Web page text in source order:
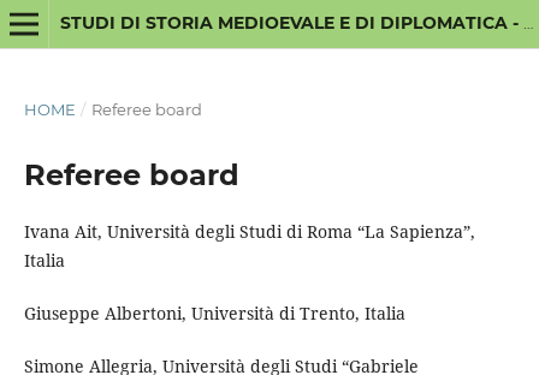
HOME / Referee board
Referee board
Ivana Ait, Università degli Studi di Roma “La Sapienza”,
Italia
Giuseppe Albertoni, Università di Trento, Italia
Simone Allegria, Università degli Studi “Gabriele